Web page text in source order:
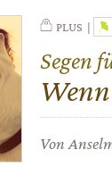
PLUS
Segen
:
Von